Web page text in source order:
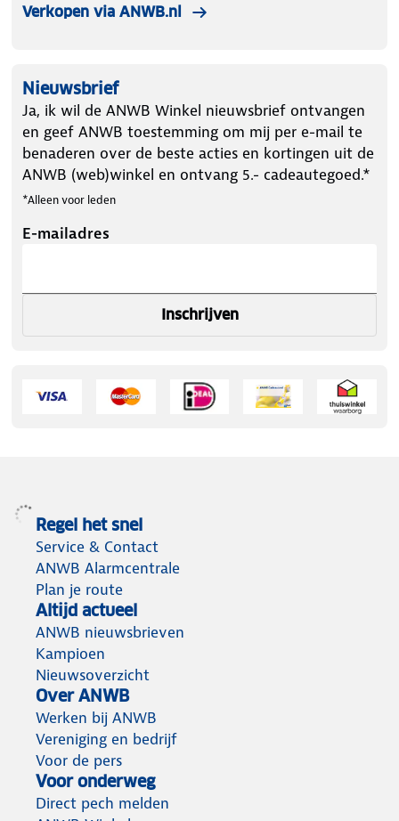
Verkopen via ANWB.nl
Nieuwsbrief
Ja, ik wil de ANWB Winkel nieuwsbrief ontvangen
en geef ANWB toestemming om mij per e-mail te
benaderen over de beste acties en kortingen uit de
ANWB (web)winkel en ontvang 5.- cadeautegoed.*
*Alleen voor leden
E-mailadres
Inschrijven
Regel het snel
Service & Contact
ANWB Alarmcentrale
Plan je route
Altijd actueel
ANWB nieuwsbrieven
Kampioen
Nieuwsoverzicht
Over ANWB
Werken bij ANWB
Vereniging en bedrijf
Voor de pers
Voor onderweg
Direct pech melden